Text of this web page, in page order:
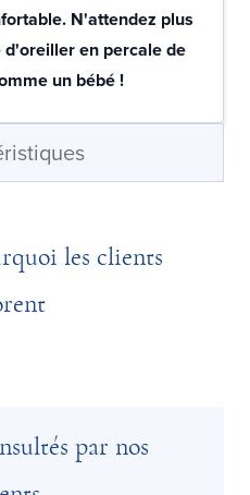
N'attendez plus
en percale de
un bébé !
les clients
par nos